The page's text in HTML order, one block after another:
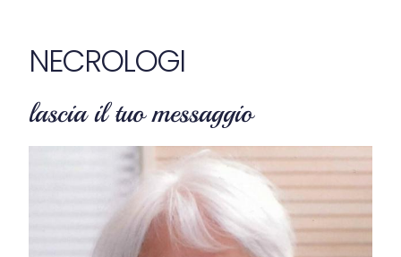
NECROLOGI
lascia il tuo messaggio